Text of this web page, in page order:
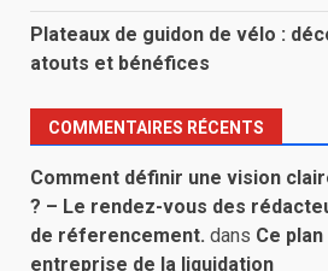
Plateaux de guidon de vélo :
atouts et bénéfices
COMMENTAIRES RÉCENTS
Comment définir une vision
? – Le rendez-vous des
de réferencement. dans Ce
entreprise de la liquidation